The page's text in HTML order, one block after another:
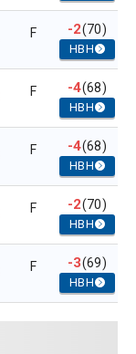
F -2(70)
HBH
F -4(68)
HBH
F -4(68)
HBH
F -2(70)
HBH
F -3(69)
HBH